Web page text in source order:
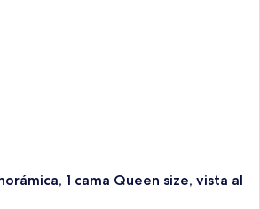
1 cama Queen size, vista al